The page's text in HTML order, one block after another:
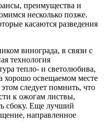
преимущества и
несколько позже.
касаются разведения
винограда, в связи с
технология
тепло- и светолюбива,
хорошо освещаемом месте
следует помнить, что
к ожогам листвы,
сбоку. Еще лучший
направленное